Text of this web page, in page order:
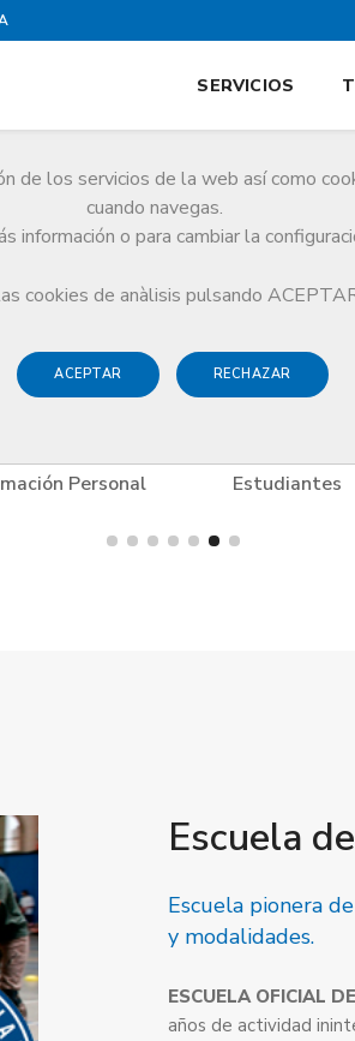
los servicios de la web así como
cuando navegas.
información o para cambiar la
cookies de anàlisis pulsando
ACEPTAR RECHAZAR
SERVICIOS
y Bienestar Escuela de Patinaje en línea
Personal Estudiantes
Escuela
Escuela pionera
y modalidades.
ESCUELA OFICIAL
años de actividad